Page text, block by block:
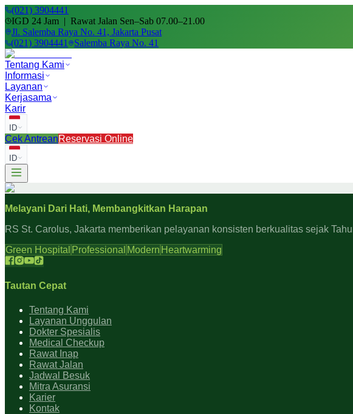
(021) 3904441
IGD 24 Jam | Rawat Jalan Sen–Sab 07.00–21.00
Jl. Salemba Raya No. 41, Jakarta Pusat
(021) 3904441
Salemba Raya No. 41
Tentang Kami
Informasi
Layanan
Kerjasama
Karir
ID
Cek AntreanReservasi Online
ID
Melayani Dari Hati, Membangkitkan Harapan
RS St. Carolus, Jakarta memberikan pelayanan konsisten berkualitas sejak
Green Hospital Professional Modern Heartwarming
Tautan Cepat
Tentang Kami
Layanan Unggulan
Dokter Spesialis
Medical Checkup
Rawat Inap
Rawat Jalan
Jadwal Besuk
Mitra Asuransi
Karier
Kontak